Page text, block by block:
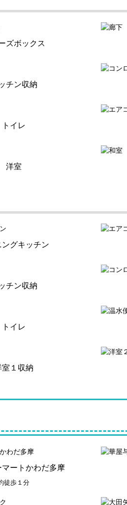
ズボックス
チン収納
トイレ
洋室
ングキッチン
チン収納
トイレ
室１収納
マートかわだ多摩
徒歩１分